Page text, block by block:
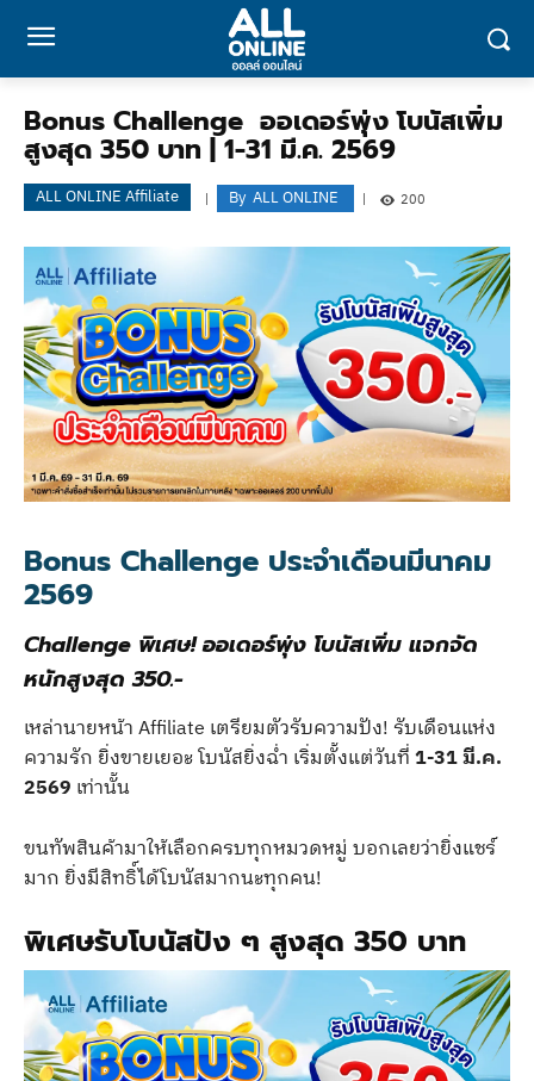
Bonus Challenge ออเดอร์พุ่ง โบนัสเพิ่ม
สูงสุด 350 บาท | 1-31 มี.ค. 2569
ALL ONLINE Affiliate By ALL ONLINE 200
Bonus Challenge ประจำเดือนมีนาคม
2569
Challenge พิเศษ! ออเดอร์พุ่ง โบนัสเพิ่ม แจกจัด
หนักสูงสุด 350.-
เหล่านายหน้า Affiliate เตรียมตัวรับความปัง! รับเดือนแห่ง
ความรัก ยิ่งขายเยอะ โบนัสยิ่งฉ่ำ เริ่มตั้งแต่วันที่1-31มี.ค.
2569 เท่านั้น
ขนทัพสินค้ามาให้เลือกครบทุกหมวดหมู่ บอกเลยว่ายิ่งแชร์
มาก ยิ่งมีสิทธิ์ได้โบนัสมากนะทุกคน!
พิเศษรับโบนัสปัง ๆ สูงสุด 350 บาท